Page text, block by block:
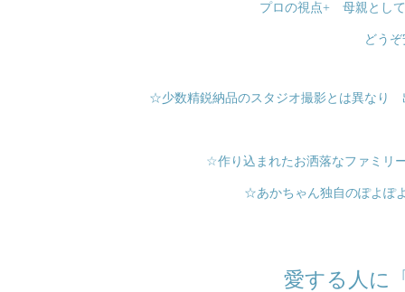
プロの視点+ 母親とし
どう
☆少数精鋭納品のスタジオ撮影とは異なり
☆作り込まれたお洒落なファミリ
☆あかちゃん独自のぽよぽ
愛する人に